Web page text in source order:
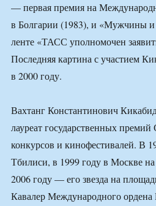
— первая премия на
в Болгарии (1983), и «Мужчины и
ленте «ТАСС уполномочен
Последняя картина с участием
в 2000 году.
Вахтанг Константинович
лауреат государственных
конкурсов и кинофестивалей. В
Тбилиси, в 1999 году в Москве
2006 году — его звезда на
Кавалер Международного